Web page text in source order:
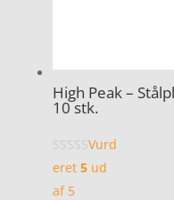
High Peak –
10 stk.
Vurd
eret 5ud
af 5